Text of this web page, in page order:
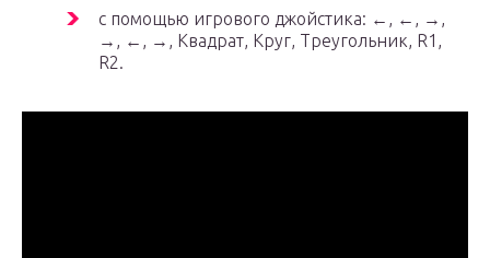
с помощью игрового джойстика: ←, ←, →,
→, ←, →, Квадрат, Круг, Треугольник, R1,
R2.